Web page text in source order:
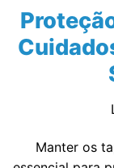
Manter os